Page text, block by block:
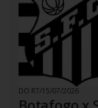
DO R7/15/07/2026